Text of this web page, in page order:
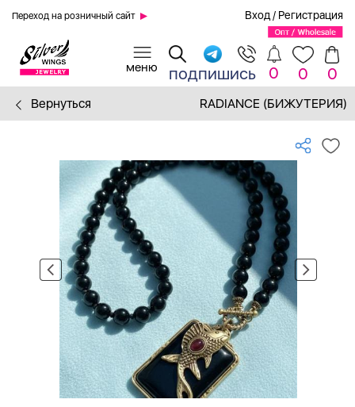
Переход на розничный сайт Вход / Регистрация
подпишись 0 0 0
Вернуться RADIANCE (БИЖУТЕРИЯ)